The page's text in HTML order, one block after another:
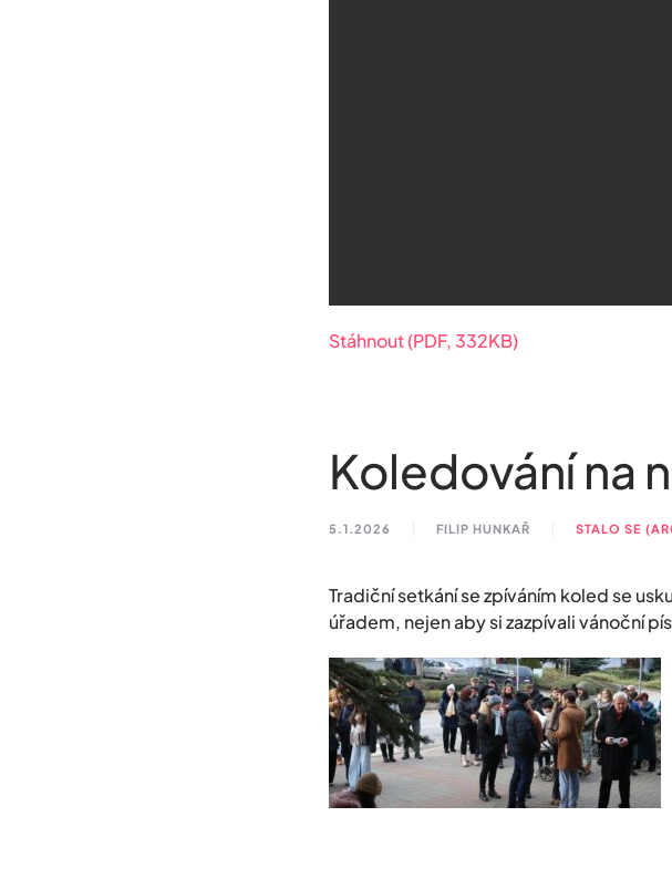
Stáhnout (PDF, 332KB)
Koledování na
5.1.2026 FILIP HUNKAŘ STALO SE
Tradiční setkání se zpíváním koled se
úřadem, nejen aby si zazpívali vánoční